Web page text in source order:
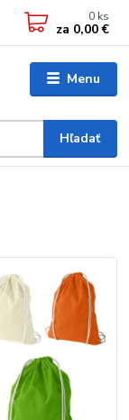
Menu
Hľadať
0 ks
za 0,00 €